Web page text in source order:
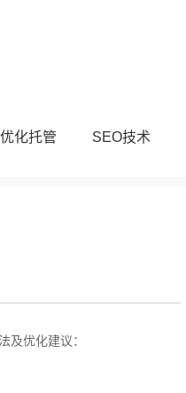
化托管 SEO技术
及优化建议：